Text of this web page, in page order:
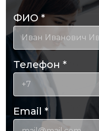
ФИО*
Телефон *
Email *